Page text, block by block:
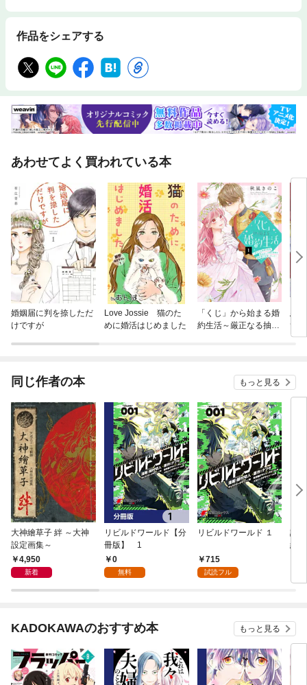
作品をシェアする
あわせてよく買われている本
婚姻届に判を捺しただ
けですが
Love Jossie 猫のた
めに婚活はじめました
「くじ」から始まる婚
約生活～厳正なる抽選
悪
ず
愛
同じ作者の本 もっと見る
大神繪草子 絆 ～大神
設定画集～
4,950
新着
リビルドワールド【分
冊版】 1
0
無料
リビルドワールド １
715
試読フル
証
絶
KADOKAWAのおすすめ本 もっと見る